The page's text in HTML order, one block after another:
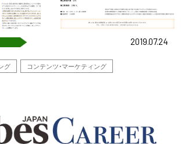
2019.07.24
グ コンテンツ・マーケティング